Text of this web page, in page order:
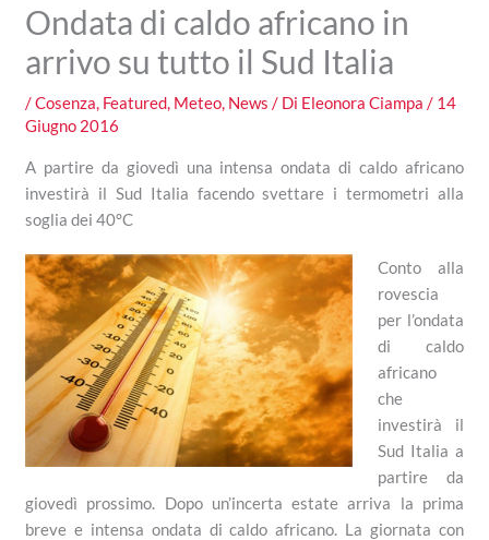
Ondata di caldo africano in
arrivo su tutto il Sud Italia
/Cosenza Featured Meteo News / Di Eleonora Ciampa / 14
Giugno 2016
A partire da giovedì una intensa ondata di caldo africano
investirà il Sud Italia facendo svettare i termometri alla
soglia dei 40°C
Conto alla
rovescia
per l’ondata
di caldo
africano
che
investirà il
Sud Italia a
partire da
giovedì prossimo. Dopo un’incerta estate arriva la prima
breve e intensa ondata di caldo africano. La giornata con